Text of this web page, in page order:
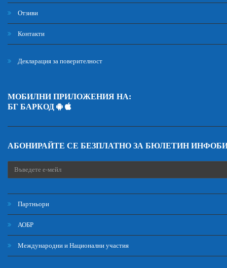
Отзиви
Контакти
Декларация за поверителност
МОБИЛНИ ПРИЛОЖЕНИЯ НА:
БГ БАРКОД
АБОНИРАЙТЕ СЕ БЕЗПЛАТНО ЗА БЮЛЕТИН
Партньори
АОБР
Международни и Национални участия